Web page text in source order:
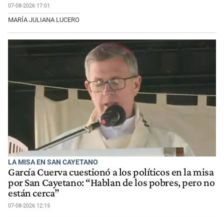
07-08-2026 17:01
MARÍA JULIANA LUCERO
LA MISA EN SAN CAYETANO
García Cuerva cuestionó a los políticos en la misa
por San Cayetano: “Hablan de los pobres, pero no
están cerca”
07-08-2026 12:15